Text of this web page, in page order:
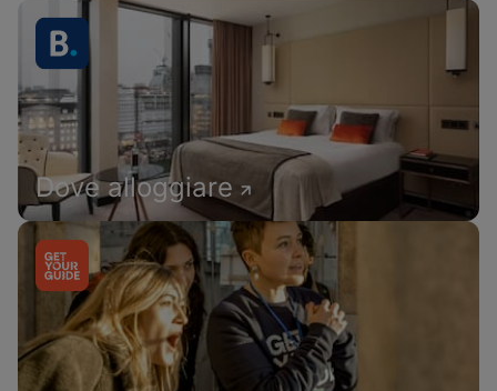
Dove alloggiare